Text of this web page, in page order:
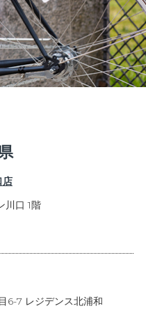
店
川口 1階
6-7 レジデンス北浦和